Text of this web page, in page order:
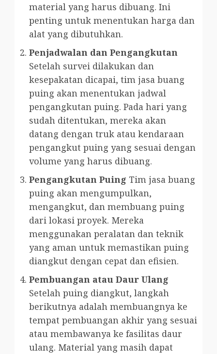
material yang harus dibuang. Ini
penting untuk menentukan harga dan
alat yang dibutuhkan.
Penjadwalan dan Pengangkutan
Setelah survei dilakukan dan
kesepakatan dicapai, tim jasa buang
puing akan menentukan jadwal
pengangkutan puing. Pada hari yang
sudah ditentukan, mereka akan
datang dengan truk atau kendaraan
pengangkut puing yang sesuai dengan
volume yang harus dibuang.
Pengangkutan Puing Tim jasa buang
puing akan mengumpulkan,
mengangkut, dan membuang puing
dari lokasi proyek. Mereka
menggunakan peralatan dan teknik
yang aman untuk memastikan puing
diangkut dengan cepat dan efisien.
Pembuangan atau Daur Ulang
Setelah puing diangkut, langkah
berikutnya adalah membuangnya ke
tempat pembuangan akhir yang sesuai
atau membawanya ke fasilitas daur
ulang. Material yang masih dapat